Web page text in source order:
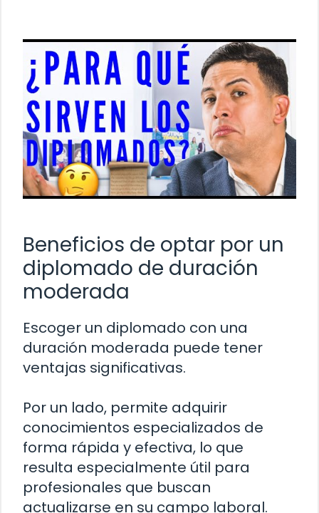
Beneficios de optar por un
diplomado de duración
moderada
Escoger un diplomado con una
duración moderada puede tener
ventajas significativas.
Por un lado, permite adquirir
conocimientos especializados de
forma rápida y efectiva, lo que
resulta especialmente útil para
profesionales que buscan
actualizarse en su campo laboral.